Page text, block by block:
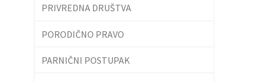
PRIVREDNA DRUŠTVA
PORODIČNO PRAVO
PARNIČNI POSTUPAK